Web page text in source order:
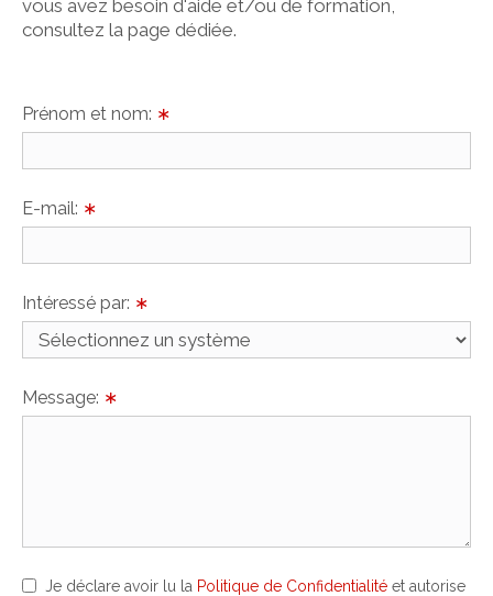
vous avez besoin d'aide et/ou de formation,
consultez la page dédiée.
Prénom et nom: ∗
E-mail: ∗
Intéressé par: ∗
Message: ∗
Je déclare avoir lu la Politique de Confidentialité et autorise